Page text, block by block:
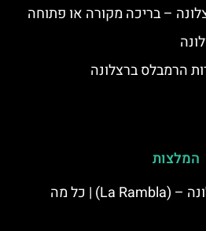
– בריכה מקורה או פתוחה
הרמבלס ברצלונה
המלצות
שדרת הרמבלס בברצלונה – (La Rambla) | כל מה